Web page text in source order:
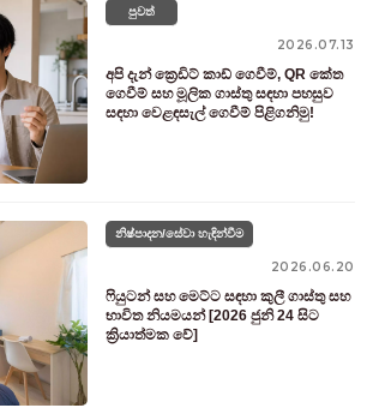
පුවත්
2026.07.13
අපි දැන් ක්‍රෙඩිට් කාඩ් ගෙවීම්, QR කේත
ගෙවීම් සහ මූලික ගාස්තු සඳහා පහසුව
සඳහා වෙළඳසැල් ගෙවීම් පිළිගනිමු!
නිෂ්පාදන/සේවා හැඳින්වීම
2026.06.20
ෆියුටන් සහ මෙට්ට සඳහා කුලී ගාස්තු සහ
භාවිත නියමයන් [2026 ජුනි 24 සිට
ක්‍රියාත්මක වේ]